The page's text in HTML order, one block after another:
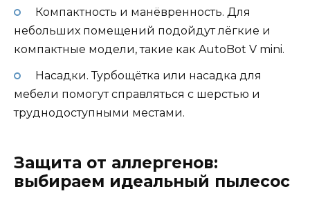
Компактность и манёвренность. Для
небольших помещений подойдут лёгкие и
компактные модели, такие как AutoBot V mini.
Насадки. Турбощётка или насадка для
мебели помогут справляться с шерстью и
труднодоступными местами.
Защита от аллергенов:
выбираем идеальный пылесос